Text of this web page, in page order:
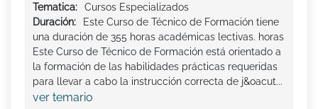
Tematica:
Cursos Especializados
Duración:
Este Curso de Técnico de Formación tiene
una duración de 355 horas académicas lectivas. horas
Este Curso de Técnico de Formación está orientado a
la formación de las habilidades prácticas requeridas
para llevar a cabo la instrucción correcta de j&oacut...
ver temario